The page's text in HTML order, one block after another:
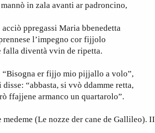
in zala avanti ar padroncino,
ppregassi Maria bbenedetta
l’impegno cor fijjolo
falla diventà vvin de ripetta.
er fijjo mio pijjallo a volo”,
disse: “abbasta, si vvò ddamme retta,
ffajjene armanco un quartarolo”.
medeme (Le nozze der cane de Gallileo). II